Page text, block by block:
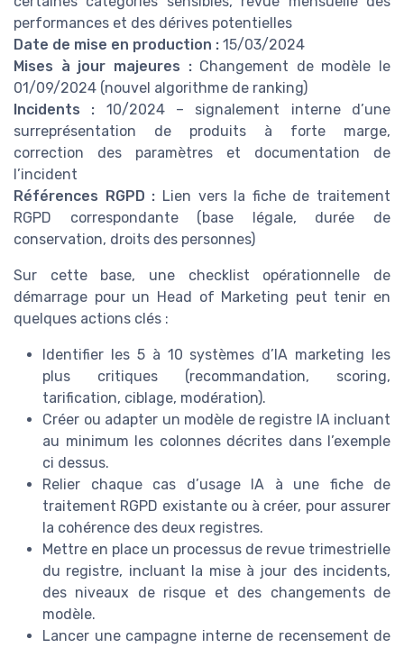
performances et des dérives potentielles
Date de mise en production : 15/03/2024
Mises à jour majeures :Changement de modèle le
01/09/2024 (nouvel algorithme de ranking)
Incidents : 10/2024 – signalement interne d’une
surreprésentation de produits à forte marge,
correction des paramètres et documentation de
l’incident
Références RGPD : Lien vers la fiche de traitement
RGPD correspondante (base légale, durée de
conservation, droits des personnes)
Sur cette base, une checklist opérationnelle de
démarrage pour un Head of Marketing peut tenir en
quelques actions clés :
Identifier les 5 à 10 systèmes d’IA marketing les
plus critiques (recommandation, scoring,
tarification, ciblage, modération).
Créer ou adapter un modèle de registre IA incluant
au minimum les colonnes décrites dans l’exemple
ci dessus.
Relier chaque cas d’usage IA à une fiche de
traitement RGPD existante ou à créer, pour assurer
la cohérence des deux registres.
Mettre en place un processus de revue trimestrielle
du registre, incluant la mise à jour des incidents,
des niveaux de risque et des changements de
modèle.
Lancer une campagne interne de recensement de